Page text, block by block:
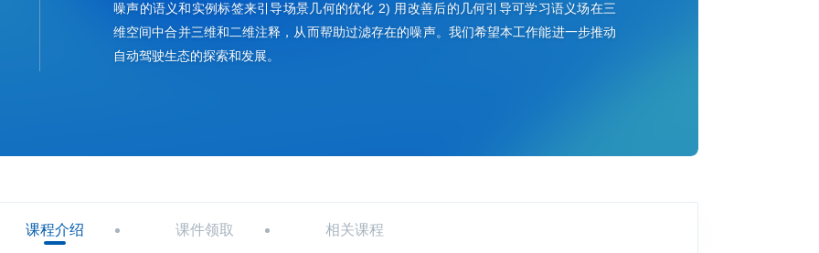
噪声的语义和实例标签来引导场景几何的优化 2) 用改善后的几何引导可学习语义场在三
维空间中合并三维和二维注释，从而帮助过滤存在的噪声。我们希望本工作能进一步推动
自动驾驶生态的探索和发展。
课程介绍 课件领取 相关课程